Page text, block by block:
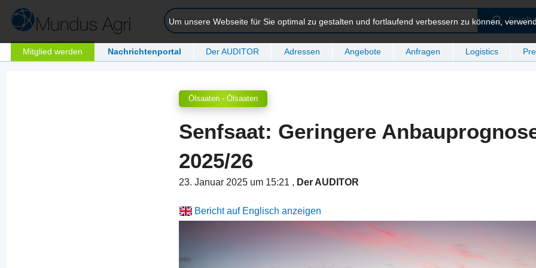
Mitglied werden Nachrichtenportal Der AUDITOR Adressen Angebote Anfragen Logistics
Um unsere Webseite für Sie optimal zu gestalten und fortlaufend verbessern zu können,
Ölsaaten - Ölsaaten
Senfsaat: Geringere
2025/26
23. Januar 2025 um 15:21 , Der AUDITOR
Bericht auf Englisch anzeigen